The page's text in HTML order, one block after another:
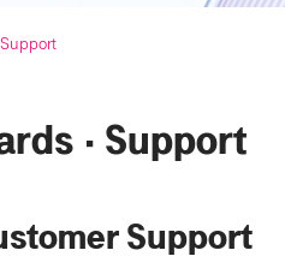
Support
⋅ Support
Support